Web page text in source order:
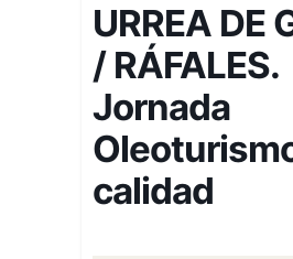
URREA DE
/ RÁFALES.
Jornada
calidad